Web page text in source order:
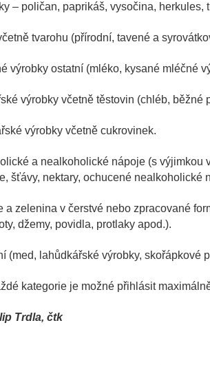
– poličan, paprikáš, vysočina,
tvarohu (přírodní, tavené a
výrobky ostatní (mléko, kysané mléčné
výrobky včetně těstovin (chléb,
výrobky včetně cukrovinek.
a nealkoholické nápoje (s výjimkou
šťávy, nektary, ochucené nealkoholické
a zelenina v čerstvé nebo zpracované
džemy, povidla, protlaky apod.).
(med, lahůdkářské výrobky, skořápkové
kategorie je možné přihlásit
Trdla, čtk